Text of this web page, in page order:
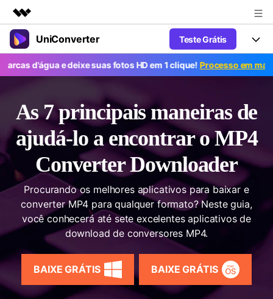
Produtos em destaque
Criatividade digital com IA generativa
Negócios
Soluções
Sala de imprensa
Suporte
UniConverter Teste Grátis
Productos
UniConverter-Conversor de Vídeo
UniConverter para Windows
UniConverter para Mac
AniSmall-Compressor de vídeo
AniSmall para Desktop
AniSmall para iOS
Converter de voz em texto
Converta com precisão fala em
texto para áudio e vídeo.
Novo
Conversor de Vídeo
Aproveite recursos de conversão
poderosos e inteligentes.
Popular
Vídeo/Áudio
Ferramentas Online
Soluções
Fãs de Esportes
Onde há esporte, há UniConverter
Novo
Ofertas Educacionais
Usuários educacionais desfrutam
de até 20% DESC.
Popular
Ajuda
Guia
Como usar o Wondershare UniConverter? Aprenda o guia
passo a passo abaixo.
Todas as informações que você precisa para usar o
Atualize para a V17
Entrar
e deixe suas fotos HD em 1 clique!Processo em massa
As 7 principais maneiras de
ajudá-lo a encontrar o MP4
Converter Downloader
Procurando os melhores aplicativos para baixar e
converter MP4 para qualquer formato? Neste guia,
você conhecerá até sete excelentes aplicativos de
download de conversores MP4.
BAIXE GRÁTIS BAIXE GRÁTIS